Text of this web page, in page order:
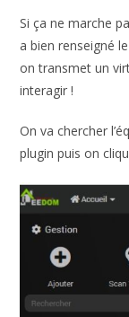
Si ça ne marche
a bien renseigné
on transmet un
interagir !
On va chercher
plugin puis on